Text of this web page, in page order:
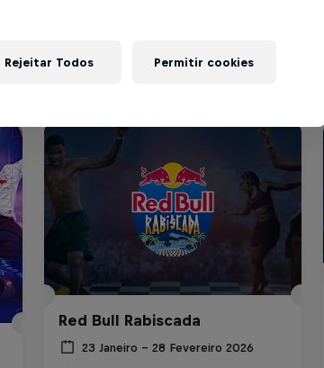
Red Bull Rabiscada
23 Janeiro – 28 Fevereiro 2026
Rejeitar Todos Permitir cookies